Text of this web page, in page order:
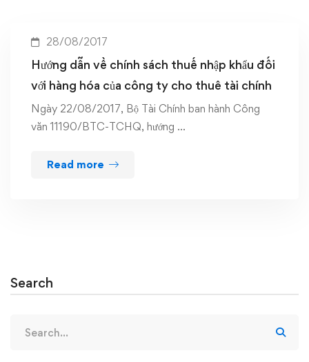
28/08/2017
Hướng dẫn về chính sách thuế nhập khẩu đối
với hàng hóa của công ty cho thuê tài chính
Ngày 22/08/2017, Bộ Tài Chính ban hành Công
văn 11190/BTC-TCHQ, hướng …
Read more
Search
for: